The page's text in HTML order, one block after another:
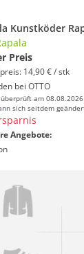
Preis
14,90 € / stk
bei OTTO
am
sich seitdem
Angebote: